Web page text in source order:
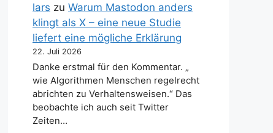
lars zu Warum Mastodon anders
klingt als X – eine neue Studie
liefert eine mögliche Erklärung
22. Juli 2026
Danke erstmal für den Kommentar. „
wie Algorithmen Menschen regelrecht
abrichten zu Verhaltensweisen.“ Das
beobachte ich auch seit Twitter
Zeiten…